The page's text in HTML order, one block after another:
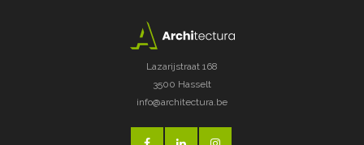
Lazarijstraat 168
3500 Hasselt
info@architectura.be